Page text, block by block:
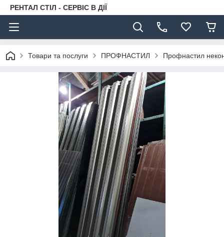
РЕНТАЛ СТІЛ - СЕРВІС В ДІЇ
Товари та послуги ПРОФНАСТИЛ Профнастил